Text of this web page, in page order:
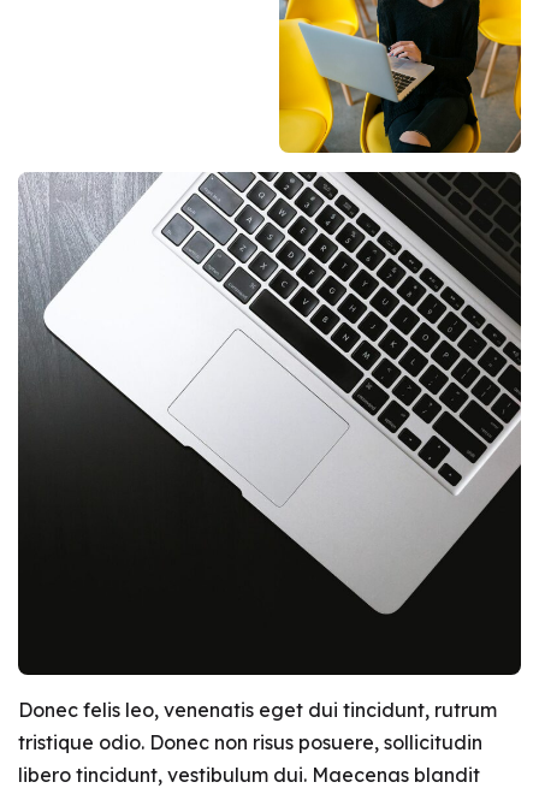
Donec felis leo, venenatis eget dui tincidunt, rutrum
tristique odio. Donec non risus posuere, sollicitudin
libero tincidunt, vestibulum dui. Maecenas blandit